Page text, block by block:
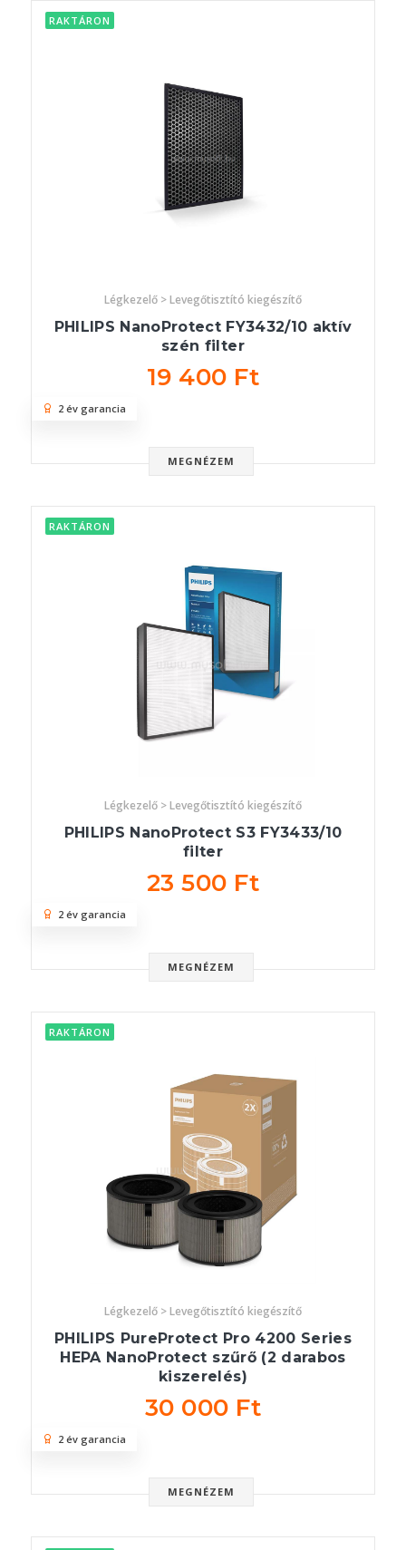
RAKTÁRON
Légkezelő > Levegőtisztító kiegészítő
PHILIPS NanoProtect FY3432/10 aktív
szén filter
19 400 Ft
MEGNÉZEM
2 év garancia
RAKTÁRON
Légkezelő > Levegőtisztító kiegészítő
PHILIPS NanoProtect S3 FY3433/10
filter
23 500 Ft
MEGNÉZEM
2 év garancia
RAKTÁRON
Légkezelő > Levegőtisztító kiegészítő
PHILIPS PureProtect Pro 4200 Series
HEPA NanoProtect szűrő (2 darabos
kiszerelés)
30 000 Ft
MEGNÉZEM
2 év garancia